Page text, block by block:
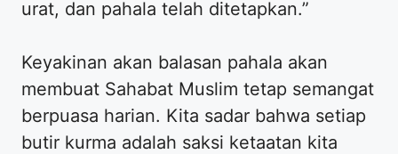
urat, dan pahala telah ditetapkan.”
Keyakinan akan balasan pahala akan
membuat Sahabat Muslim tetap semangat
berpuasa harian. Kita sadar bahwa setiap
butir kurma adalah saksi ketaatan kita